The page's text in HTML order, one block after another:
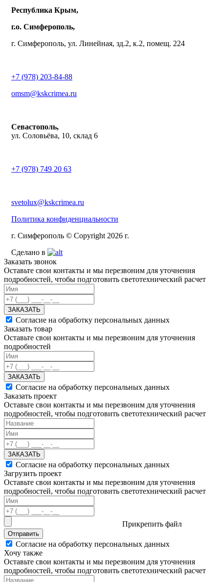
Республика Крым,
г.о. Симферополь,
г. Симферополь, ул. Линейная, зд.2, к.2, помещ. 224
+7 (978) 203-84-88
omsm@kskcrimea.ru
Севастополь,
ул. Соловьёва, 10, склад 6
+7 (978) 749 20 63
svetolux@kskcrimea.ru
Политика конфиденциальности
г. Симферополь © Copyright 2026 г.
Сделано в
Заказать звонок
Оставьте свои контакты и мы перезвоним для уточнения
подробностей, чтобы подготовить светотехнический расчет
ЗАКАЗАТЬ
Согласие на обработку персональных данных
Заказать товар
Оставьте свои контакты и мы перезвоним для уточнения
подробностей
ЗАКАЗАТЬ
Согласие на обработку персональных данных
Заказать проект
Оставьте свои контакты и мы перезвоним для уточнения
подробностей, чтобы подготовить светотехнический расчет
ЗАКАЗАТЬ
Согласие на обработку персональных данных
Загрузить проект
Оставьте свои контакты и мы перезвоним для уточнения
подробностей, чтобы подготовить светотехнический расчет
Прикрепить файл
Отправить
Согласие на обработку персональных данных
Хочу также
Оставьте свои контакты и мы перезвоним для уточнения
подробностей, чтобы подготовить светотехнический расчет